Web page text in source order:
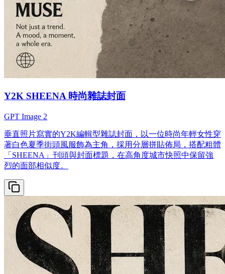
Y2K SHEENA 時尚雜誌封面
GPT Image 2
垂直照片寫實的Y2K編輯型雜誌封面，以一位時尚年輕女性穿
著白色夏季街頭風服飾為主角，採用分層拼貼佈局，搭配粗體
「SHEENA」刊頭與封面標題，在高角度城市快照中保留強
烈的面部相似度。